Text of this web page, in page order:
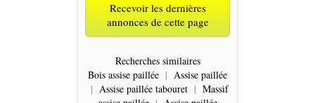
Recevoir les dernières
annonces de cette page
Recherches similaires
Bois assise paillée | Assise paillée
| Assise paillée tabouret | Massif